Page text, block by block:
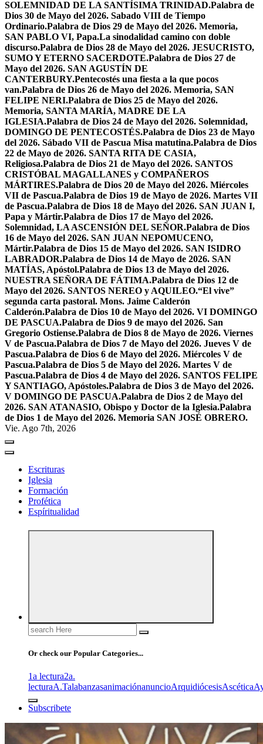
SOLEMNIDAD DE LA SANTÍSIMA TRINIDAD.Palabra de
Dios 30 de Mayo del 2026. Sabado VIII de Tiempo
Ordinario.Palabra de Dios 29 de Mayo del 2026. Memoria,
SAN PABLO VI, Papa.La sinodalidad camino con doble
discurso.Palabra de Dios 28 de Mayo del 2026. JESUCRISTO,
SUMO Y ETERNO SACERDOTE.Palabra de Dios 27 de
Mayo del 2026. SAN AGUSTÍN DE
CANTERBURY.Pentecostés una fiesta a la que pocos
van.Palabra de Dios 26 de Mayo del 2026. Memoria, SAN
FELIPE NERI.Palabra de Dios 25 de Mayo del 2026.
Memoria, SANTA MARÍA, MADRE DE LA
IGLESIA.Palabra de Dios 24 de Mayo del 2026. Solemnidad,
DOMINGO DE PENTECOSTÉS.Palabra de Dios 23 de Mayo
del 2026. Sábado VII de Pascua Misa matutina.Palabra de Dios
22 de Mayo de 2026. SANTA RITA DE CASIA,
Religiosa.Palabra de Dios 21 de Mayo del 2026. SANTOS
CRISTÓBAL MAGALLANES y COMPAÑEROS
MÁRTIRES.Palabra de Dios 20 de Mayo del 2026. Miércoles
VII de Pascua.Palabra de Dios 19 de Mayo de 2026. Martes VII
de Pascua.Palabra de Dios 18 de Mayo del 2026. SAN JUAN I,
Papa y Mártir.Palabra de Dios 17 de Mayo del 2026.
Solemnidad, LA ASCENSIÓN DEL SEÑOR.Palabra de Dios
16 de Mayo del 2026. SAN JUAN NEPOMUCENO,
Mártir.Palabra de Dios 15 de Mayo del 2026. SAN ISIDRO
LABRADOR.Palabra de Dios 14 de Mayo de 2026. SAN
MATÍAS, Apóstol.Palabra de Dios 13 de Mayo del 2026.
NUESTRA SEÑORA DE FÁTIMA.Palabra de Dios 12 de
Mayo del 2026. SANTOS NEREO y AQUILEO.“El vive”
segunda carta pastoral. Mons. Jaime Calderón
Calderón.Palabra de Dios 10 de Mayo del 2026. VI DOMINGO
DE PASCUA.Palabra de Dios 9 de mayo del 2026. San
Gregorio Ostiense.Palabra de Dios 8 de Mayo de 2026. Viernes
V de Pascua.Palabra de Dios 7 de Mayo del 2026. Jueves V de
Pascua.Palabra de Dios 6 de Mayo del 2026. Miércoles V de
Pascua.Palabra de Dios 5 de Mayo del 2026. Martes V de
Pascua.Palabra de Dios 4 de Mayo del 2026. SANTOS FELIPE
Y SANTIAGO, Apóstoles.Palabra de Dios 3 de Mayo del 2026.
V DOMINGO DE PASCUA.Palabra de Dios 2 de Mayo del
2026. SAN ATANASIO, Obispo y Doctor de la Iglesia.Palabra
de Dios 1 de Mayo del 2026. Memoria SAN JOSÉ OBRERO.
Vie. Ago 7th, 2026
Escrituras
Iglesia
Formación
Profética
Espíritualidad
Search
for:
Or check our Popular Categories...
1a lectura2a.
lecturaA.TalabanzasanimaciónanuncioArquidiócesisAscética
Subscribete